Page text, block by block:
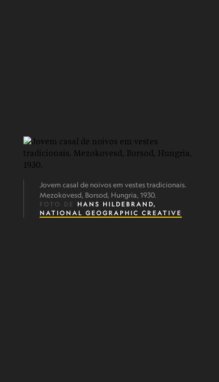
Jovem casal de noivos em vestes tradicionais.
Mezokovesd, Borsod, Hungria, 1930.
FOTO DE HANS HILDEBRAND,
NATIONAL GEOGRAPHIC CREATIVE